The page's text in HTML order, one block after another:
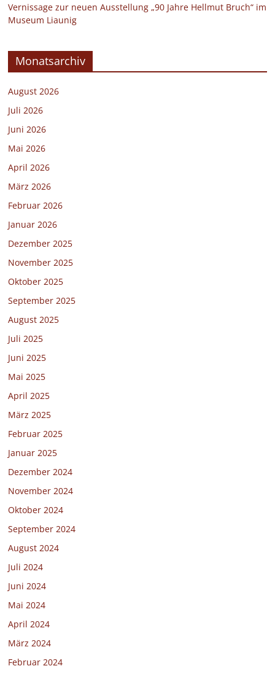
Vernissage zur neuen Ausstellung „90 Jahre Hellmut Bruch“ im
Museum Liaunig
Monatsarchiv
August 2026
Juli 2026
Juni 2026
Mai 2026
April 2026
März 2026
Februar 2026
Januar 2026
Dezember 2025
November 2025
Oktober 2025
September 2025
August 2025
Juli 2025
Juni 2025
Mai 2025
April 2025
März 2025
Februar 2025
Januar 2025
Dezember 2024
November 2024
Oktober 2024
September 2024
August 2024
Juli 2024
Juni 2024
Mai 2024
April 2024
März 2024
Februar 2024